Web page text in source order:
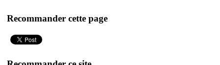
Recommander cette page